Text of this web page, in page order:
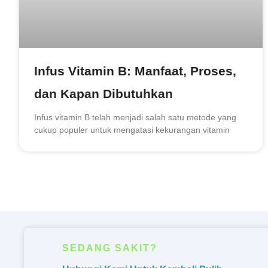
Infus Vitamin B: Manfaat, Proses,
dan Kapan Dibutuhkan
Infus vitamin B telah menjadi salah satu metode yang
cukup populer untuk mengatasi kekurangan vitamin
SEDANG SAKIT?